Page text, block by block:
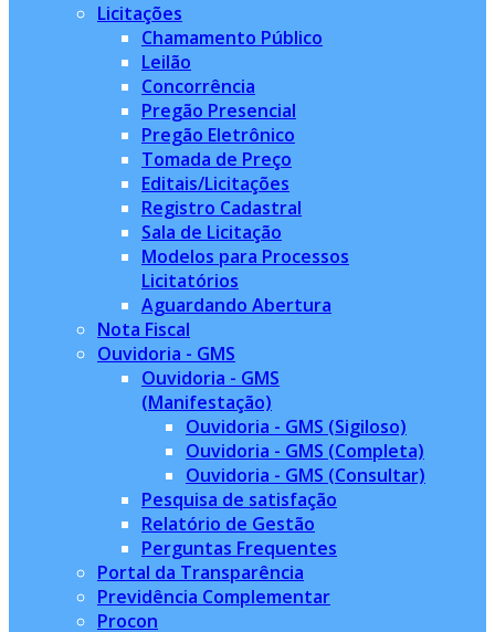
Licitações
Chamamento Público
Leilão
Concorrência
Pregão Presencial
Pregão Eletrônico
Tomada de Preço
Editais/Licitações
Registro Cadastral
Sala de Licitação
Modelos para Processos
Licitatórios
Aguardando Abertura
Nota Fiscal
Ouvidoria - GMS
Ouvidoria - GMS
(Manifestação)
Ouvidoria - GMS (Sigiloso)
Ouvidoria - GMS (Completa)
Ouvidoria - GMS (Consultar)
Pesquisa de satisfação
Relatório de Gestão
Perguntas Frequentes
Portal da Transparência
Previdência Complementar
Procon